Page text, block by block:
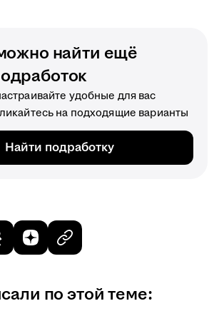
найти ещё
удобные для вас
на подходящие варианты
Найти подработку
по этой теме: